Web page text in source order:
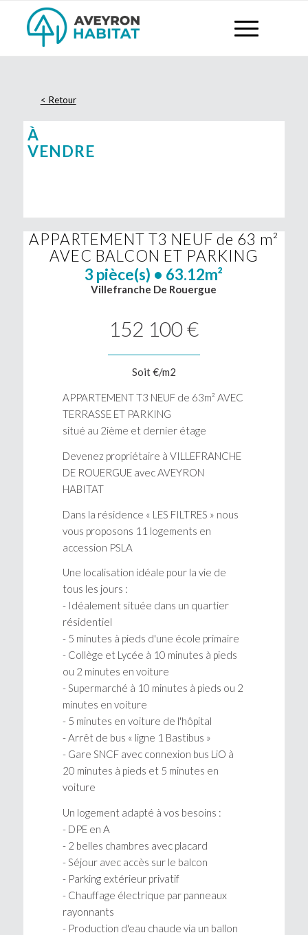
À
VENDRE
APPARTEMENT T3 NEUF de 63 m²
AVEC BALCON ET PARKING
3 pièce(s) • 63.12m²
Villefranche De Rouergue
152 100 €
Soit €/m2
APPARTEMENT T3 NEUF de 63m² AVEC
TERRASSE ET PARKING
situé au 2ième et dernier étage
Devenez propriétaire à VILLEFRANCHE
DE ROUERGUE avec AVEYRON
HABITAT
Dans la résidence « LES FILTRES » nous
vous proposons 11 logements en
accession PSLA
Une localisation idéale pour la vie de
tous les jours :
- Idéalement située dans un quartier
résidentiel
- 5 minutes à pieds d'une école primaire
- Collège et Lycée à 10 minutes à pieds
ou 2 minutes en voiture
- Supermarché à 10 minutes à pieds ou 2
minutes en voiture
- 5 minutes en voiture de l'hôpital
- Arrêt de bus « ligne 1 Bastibus »
- Gare SNCF avec connexion bus LiO à
20 minutes à pieds et 5 minutes en
voiture
Un logement adapté à vos besoins :
- DPE en A
- 2 belles chambres avec placard
- Séjour avec accès sur le balcon
- Parking extérieur privatif
- Chauffage électrique par panneaux
rayonnants
- Production d'eau chaude via un ballon